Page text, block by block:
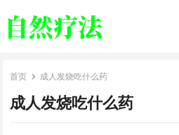
首页 成人发烧吃什么药
成人发烧吃什么药